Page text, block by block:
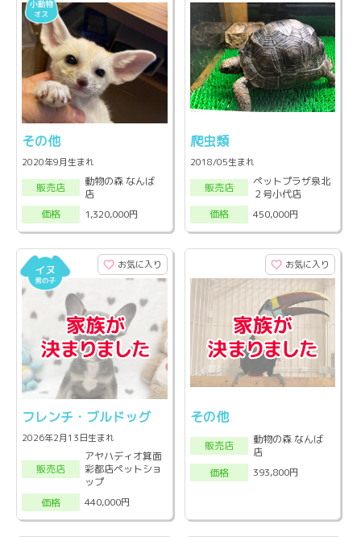
その他
2020年9月生まれ
販売店
動物の森 なんば
店
価格
1,320,000円
爬虫類
2018/05生まれ
販売店
ペットプラザ泉北
２号小代店
価格
450,000円
お気に入り
フレンチ・ブルドッグ
2026年2月13日生まれ
販売店
アヤハディオ箕面
彩都店ペットショ
ップ
価格
440,000円
お気に入り
その他
販売店
動物の森 なんば
店
価格
393,800円